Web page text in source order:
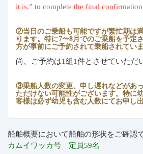
it is.” to complete the final
②当日のご乗船も可能ですが繁忙期は
ります。特に7〜8月でのご乗船を予定
方が事前にご予約されて乗船されていま
尚、ご予約は1組1件とさせていただ
③乗船人数の変更、申し遅れなどがあ
ただけない可能性がございます。特に
客様は必ず幼児も含む人数にてお申し出
船舶概要において船舶の形状をご確認
カムイワッカ号 定員59名